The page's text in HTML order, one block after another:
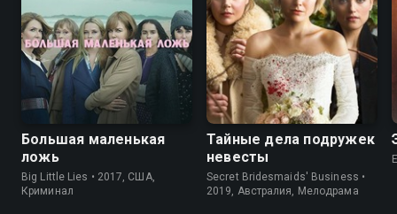
8.2 8.4
Большая маленькая
ложь
Big Little Lies • 2017, США,
Криминал
6.9 6.8
Тайные дела подружек
невесты
Secret Bridesmaids' Business •
2019, Австралия, Мелодрама